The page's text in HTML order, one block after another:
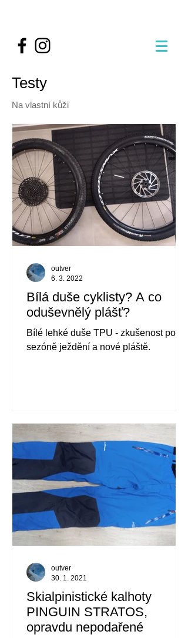
Testy
Na vlastní kůži
Bílá duše cyklisty? A co
oduševnělý plášť?
Bílé lehké duše TPU - zkušenost po
sezóně ježdění a nové pláště.
outver
6. 3. 2022
Skialpinistické kalhoty
PINGUIN STRATOS,
opravdu nepodařené
outver
30. 1. 2021